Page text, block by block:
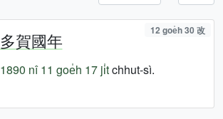
多賀國年 12 goe̍h 30 改
1890 nî 11 goe̍h 17 ji̍tchhut-sì.